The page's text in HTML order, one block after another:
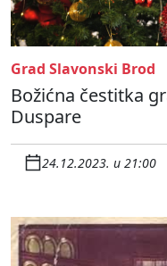
Grad Slavonski Brod
Božićna čestitka
Duspare
24.12.2023. u 21:00